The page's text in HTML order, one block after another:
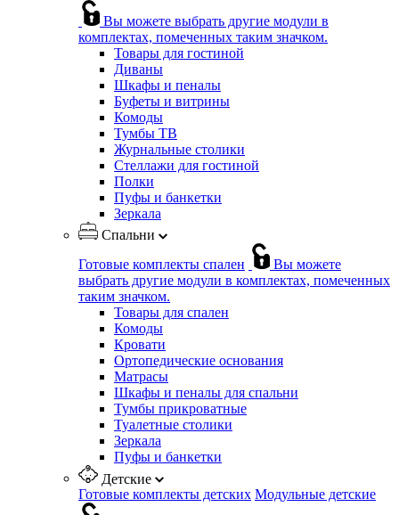
Вы можете выбрать другие модули в
комплектах, помеченных таким значком.
Товары для гостиной
Диваны
Шкафы и пеналы
Буфеты и витрины
Комоды
Тумбы ТВ
Журнальные столики
Стеллажи для гостиной
Полки
Пуфы и банкетки
Зеркала
Спальни
Готовые комплекты спален
Вы можете
выбрать другие модули в комплектах, помеченных
таким значком.
Товары для спален
Комоды
Кровати
Ортопедические основания
Матрасы
Шкафы и пеналы для спальни
Тумбы прикроватные
Туалетные столики
Зеркала
Пуфы и банкетки
Детские
Готовые комплекты детских Модульные детские